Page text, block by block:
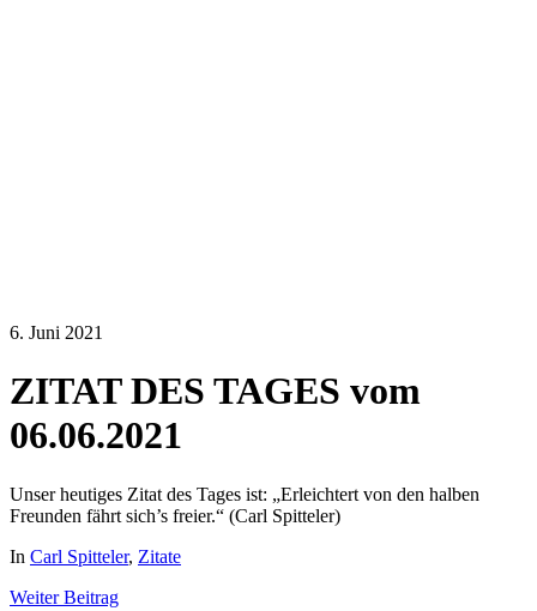
6. Juni 2021
ZITAT DES TAGES vom
06.06.2021
Unser heutiges Zitat des Tages ist: „Erleichtert von den halben
Freunden fährt sich’s freier.“ (Carl Spitteler)
In Carl Spitteler, Zitate
WeiterBeitrag